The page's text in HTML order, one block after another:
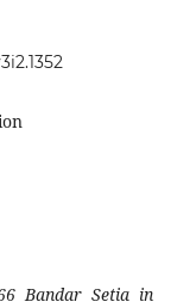
Bandar Setia in